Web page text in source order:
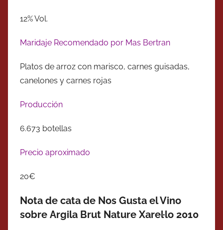
12% Vol.
Maridaje Recomendado por Mas Bertran
Platos de arroz con marisco, carnes guisadas,
canelones y carnes rojas
Producción
6.673 botellas
Precio aproximado
20€
Nota de cata de Nos Gusta el Vino
sobre Argila Brut Nature Xarel·lo 2010